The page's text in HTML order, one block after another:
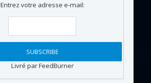
Entrez votre adresse e-mail:
Livré par FeedBurner